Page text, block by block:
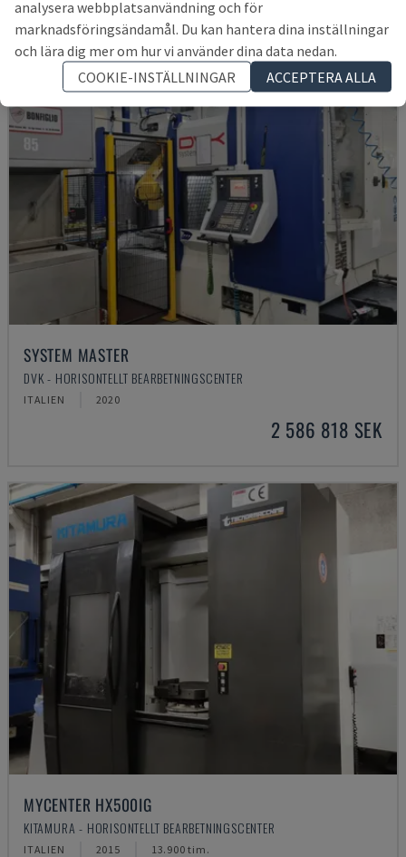
SYSTEM MASTER
DVK - HORISONTELLT BEARBETNINGSCENTER
ITALIEN 2020
2 586 818 SEK
MYCENTER HX500IG
KITAMURA - HORISONTELLT BEARBETNINGSCENTER
ITALIEN 2015 13.900 tim.
analysera webbplatsanvändning och för
marknadsföringsändamål. Du kan hantera dina inställningar
och lära dig mer om hur vi använder dina data nedan.
COOKIE-INSTÄLLNINGAR
ACCEPTERA ALLA